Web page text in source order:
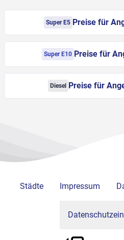
Super E5 Preise für
Super E10 Preise für
Diesel Preise für
Städte Impressum